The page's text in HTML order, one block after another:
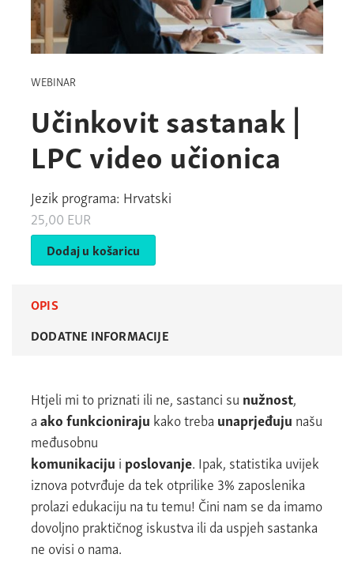
WEBINAR
Učinkovit sastanak |
LPC video učionica
Jezik programa: Hrvatski
25,00 EUR
Dodaj u košaricu
OPIS
DODATNE INFORMACIJE
Htjeli mi to priznati ili ne, sastanci su nužnost,
aako funkcioniraju kako treba unaprjeđuju našu
međusobnu
komunikaciju i poslovanje. Ipak, statistika uvijek
iznova potvrđuje da tek otprilike 3% zaposlenika
prolazi edukaciju na tu temu! Čini nam se da imamo
dovoljno praktičnog iskustva ili da uspjeh sastanka
ne ovisi o nama.